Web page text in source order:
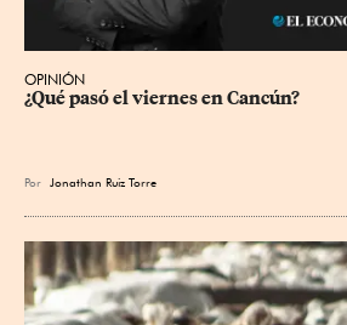
OPINIÓN
¿Qué pasó el viernes en Cancún?
Por Jonathan Ruiz Torre